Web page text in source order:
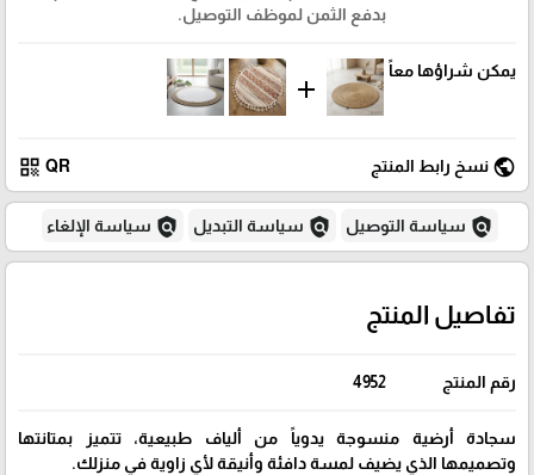
بدفع الثمن لموظف التوصيل.
يمكن شراؤها معاً
add
public نسخ رابط المنتج QR
qr_code
policy سياسة التوصيل policy سياسة التبديل policy سياسة الإلغاء
تفاصيل المنتج
رقم المنتج 4952
سجادة أرضية منسوجة يدوياً من ألياف طبيعية، تتميز بمتانتها
وتصميمها الذي يضيف لمسة دافئة وأنيقة لأي زاوية في منزلك.